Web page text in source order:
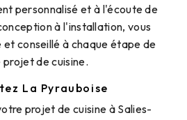
personnalisé et à l'écoute de
à l'installation, vous
conseillé à chaque étape de
de cuisine.
La Pyrauboise
projet de cuisine à Salies-